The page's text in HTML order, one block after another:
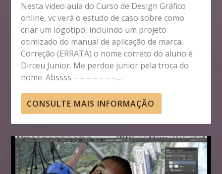
Nesta video aula do Curso de Design Gráfico
online, vc verá o estudo de caso sobre como
criar um logotipo, incluindo um projeto
otimizado do manual de aplicação de marca.
Correção (ERRATA) o nome correto do aluno é
Dirceu Junior. Me perdoe junior pela troca do
nome. Abssss – – – – – – –…
CONSULTE MAIS INFORMAÇÃO